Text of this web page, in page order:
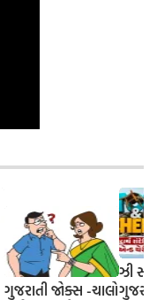
ગુજરાતી જોક્સ -ચાલો
ઝી